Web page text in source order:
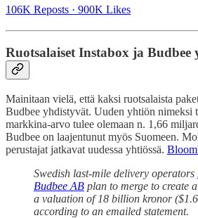
106K Reposts · 900K Likes
Ruotsalaiset Instabox ja Budbee
Mainitaan vielä, että kaksi ruotsalaista
Budbee yhdistyvät. Uuden yhtiön nimeksi
markkina-arvo tulee olemaan n. 1,66
Budbee on laajentunut myös Suomeen.
perustajat jatkavat uudessa yhtiössä.
Swedish last-mile delivery operators
Budbee AB plan to merge to create
a valuation of 18 billion kronor
according to an emailed statement.